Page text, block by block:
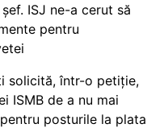
ISJ ne-a cerut să
pentru
solicită, într-o petiție,
ISMB de a nu mai
posturile la plata